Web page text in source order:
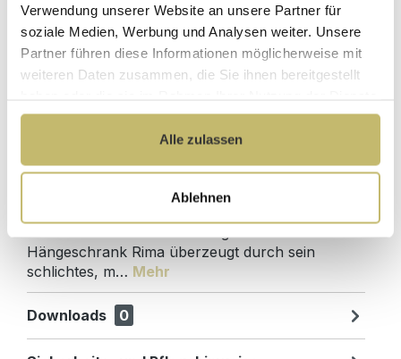
Verwendung unserer Website an unsere Partner für
soziale Medien, Werbung und Analysen weiter. Unsere
Partner führen diese Informationen möglicherweise mit
weiteren Daten zusammen, die Sie ihnen bereitgestellt
gesammelt haben.
Alle zulassen
Ablehnen
Designed in
Germany
1 Monat risikofreies
Rückgaberecht
Hängeschrank Rima überzeugt durch sein
schlichtes, m… Mehr
Downloads 0